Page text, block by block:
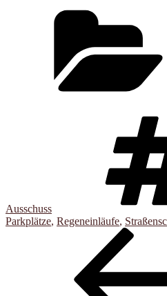
Ausschuss
Parkplätze, Regeneinläufe,
Beitragsnavigation